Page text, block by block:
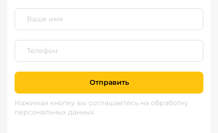
Отправить
Нажимая кнопку вы соглашаетесь на обработку
персональных данных